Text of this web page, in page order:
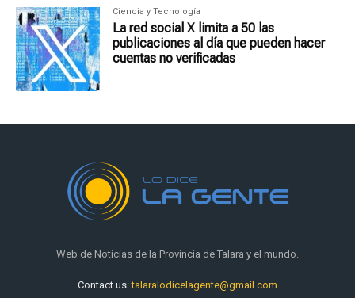
Ciencia y Tecnología
La red social X limita a 50 las
publicaciones al día que pueden hacer
cuentas no verificadas
Web de Noticias de la Provincia de Talara y el mundo.
Contact us:talaralodicelagente@gmail.com